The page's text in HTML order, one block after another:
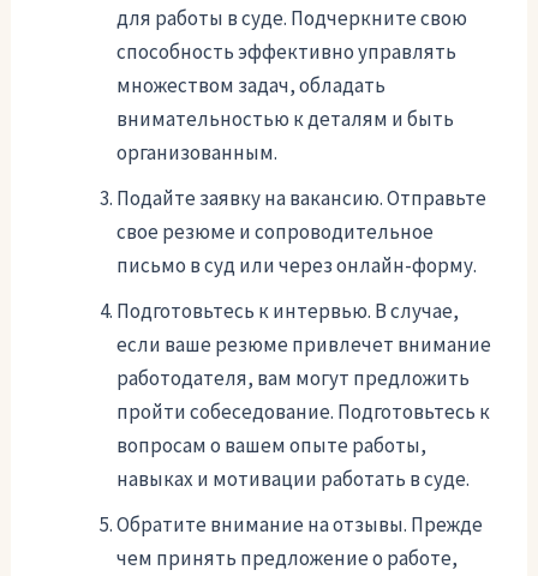
для работы в суде. Подчеркните свою
способность эффективно управлять
множеством задач, обладать
внимательностью к деталям и быть
организованным.
Подайте заявку на вакансию. Отправьте
свое резюме и сопроводительное
письмо в суд или через онлайн-форму.
Подготовьтесь к интервью. В случае,
если ваше резюме привлечет внимание
работодателя, вам могут предложить
пройти собеседование. Подготовьтесь к
вопросам о вашем опыте работы,
навыках и мотивации работать в суде.
Обратите внимание на отзывы. Прежде
чем принять предложение о работе,